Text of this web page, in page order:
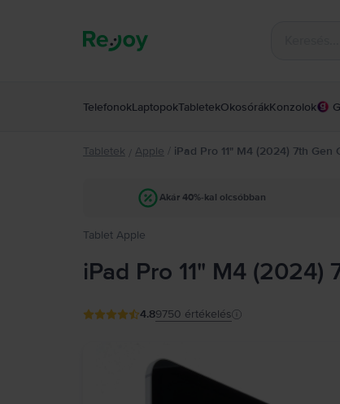
TelefonokLaptopokTabletekOkosórákKonzolok
Tabletek / Apple / iPad Pro 11" M4 (2024) 7th Gen
Akár 40%-kal olcsóbban
Tablet Apple
iPad Pro 11" M4 (2024)
4.89750 értékelés